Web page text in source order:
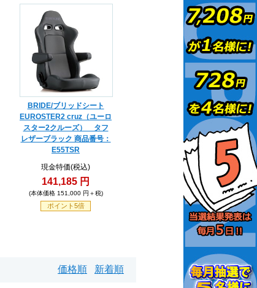
BRIDE/ブリッドシート
EUROSTER2 cruz（ユーロ
スター2クルーズ） タフ
レザーブラック 商品番号：
E55TSR
現金特価(税込)
141,185 円
(本体価格 151,000 円＋税)
ポイント5倍
価格順 新着順